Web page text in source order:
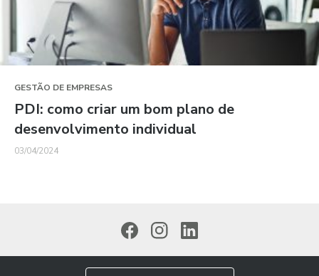
GESTÃO DE EMPRESAS
PDI: como criar um bom plano de
desenvolvimento individual
03/04/2024